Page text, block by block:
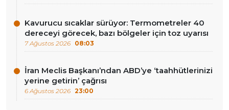
Kavurucu sıcaklar sürüyor: Termometreler 40
dereceyi görecek, bazı bölgeler için toz uyarısı
7 Ağustos 2026 08:03
İran Meclis Başkanı’ndan ABD’ye ‘taahhütlerinizi
yerine getirin’ çağrısı
6 Ağustos 2026 23:00